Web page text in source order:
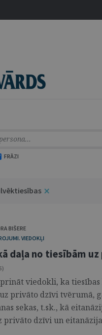
FRĀZI
BIŠERE
VIEDOKĻI
daļa no tiesībām
viedokli, ka
privāto dzīvi tvērumā,
sekas, t.sk., kā
privāto dzīvi un